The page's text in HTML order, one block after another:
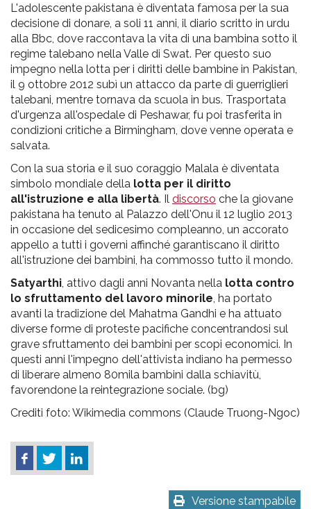
L'adolescente pakistana è diventata famosa per la sua
decisione di donare, a soli 11 anni, il diario scritto in urdu
alla Bbc, dove raccontava la vita di una bambina sotto il
regime talebano nella Valle di Swat. Per questo suo
impegno nella lotta per i diritti delle bambine in Pakistan,
il 9 ottobre 2012 subì un attacco da parte di guerriglieri
talebani, mentre tornava da scuola in bus. Trasportata
d'urgenza all'ospedale di Peshawar, fu poi trasferita in
condizioni critiche a Birmingham, dove venne operata e
salvata.
Con la sua storia e il suo coraggio Malala è diventata
simbolo mondiale della lotta per il diritto
all'istruzione e alla libertà. Il discorso che la giovane
pakistana ha tenuto al Palazzo dell'Onu il 12 luglio 2013
in occasione del sedicesimo compleanno, un accorato
appello a tutti i governi affinché garantiscano il diritto
all'istruzione dei bambini, ha commosso tutto il mondo.
Satyarthi, attivo dagli anni Novanta nella lotta contro
lo sfruttamento del lavoro minorile, ha portato
avanti la tradizione del Mahatma Gandhi e ha attuato
diverse forme di proteste pacifiche concentrandosi sul
grave sfruttamento dei bambini per scopi economici. In
questi anni l'impegno dell'attivista indiano ha permesso
di liberare almeno 80mila bambini dalla schiavitù,
favorendone la reintegrazione sociale. (bg)
Crediti foto: Wikimedia commons (Claude Truong-Ngoc)
Versione stampabile